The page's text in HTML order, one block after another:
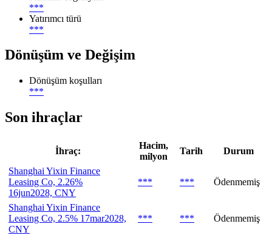
***
Yatırımcı türü
***
Dönüşüm ve Değişim
Dönüşüm koşulları
***
Son ihraçlar
İhraç:
Hacim,
milyon
Tarih
Durum
Shanghai Yixin Finance
Leasing Co, 2.26%
16jun2028, CNY
*** *** Ödenmemiş
Shanghai Yixin Finance
Leasing Co, 2.5% 17mar2028,
CNY
*** *** Ödenmemiş